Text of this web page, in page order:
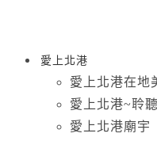
愛上北港
愛上北港在地
愛上北港~聆
愛上北港廟宇